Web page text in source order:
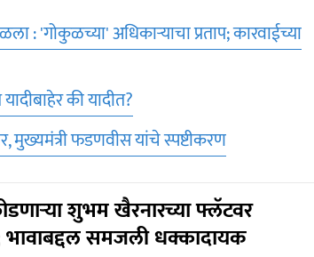
: 'गोकुळच्या' अधिकाऱ्याचा प्रताप; कारवाईच्या
की यादीत?
मुख्यमंत्री फडणवीस यांचे स्पष्टीकरण
शुभम खैरनारच्या फ्लॅटवर
भावाबद्दल समजली धक्कादायक